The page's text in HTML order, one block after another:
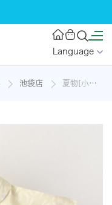
Language
池袋店 夏物[小紋・ナデシコ]の着物レンタル